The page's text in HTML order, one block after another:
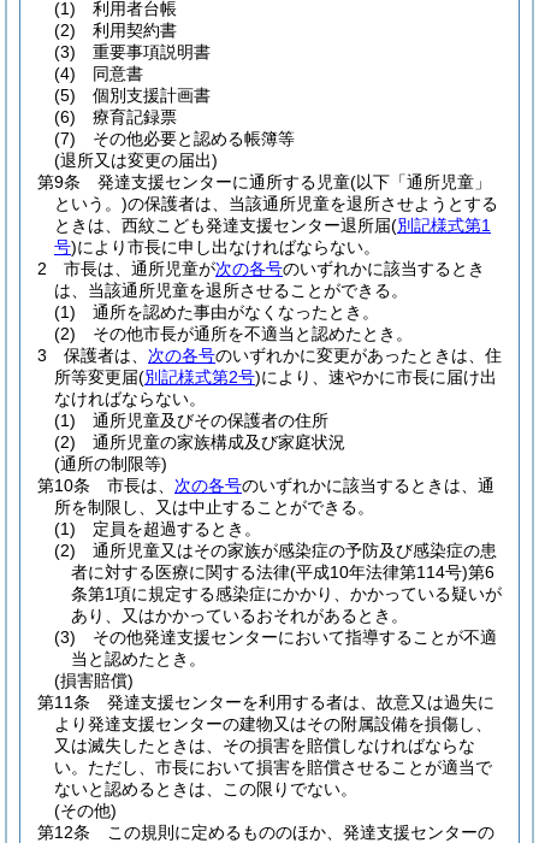
(1)
利用者台帳
(2)
利用契約書
(3)
重要事項説明書
(4)
同意書
(5)
個別支援計画書
(6)
療育記録票
(7)
その他必要と認める帳簿等
(退所又は変更の届出)
第9条
発達支援センターに通所する児童(以下「通所児童」
という。)の保護者は、当該通所児童を退所させようとする
ときは、西紋こども発達支援センター退所届(別記様式第1
号)により市長に申し出なければならない。
2
市長は、通所児童が次の各号のいずれかに該当するとき
は、当該通所児童を退所させることができる。
(1)
通所を認めた事由がなくなったとき。
(2)
その他市長が通所を不適当と認めたとき。
3
保護者は、 次の各号のいずれかに変更があったときは、住
所等変更届(別記様式第2号)により、速やかに市長に届け出
なければならない。
(1)
通所児童及びその保護者の住所
(2)
通所児童の家族構成及び家庭状況
(通所の制限等)
第10条
市長は、 次の各号のいずれかに該当するときは、通
所を制限し、又は中止することができる。
(1)
定員を超過するとき。
(2)
通所児童又はその家族が感染症の予防及び感染症の患
者に対する医療に関する法律(平成10年法律第114号)第6
条第1項に規定する感染症にかかり、かかっている疑いが
あり、又はかかっているおそれがあるとき。
(3)
その他発達支援センターにおいて指導することが不適
当と認めたとき。
(損害賠償)
第11条
発達支援センターを利用する者は、故意又は過失に
より発達支援センターの建物又はその附属設備を損傷し、
又は滅失したときは、その損害を賠償しなければならな
い。 ただし、市長において損害を賠償させることが適当で
ないと認めるときは、この限りでない。
(その他)
第12条
この規則に定めるもののほか、発達支援センターの